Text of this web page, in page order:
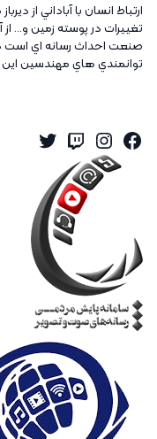
ارتباط انسان با آباداني از
تغييرات در پوسته زمين و...
صنعت احداث رسانه اي است
توانمندي هاي مهندسين اين
Facebook
Instagram
Twitch
Twitter